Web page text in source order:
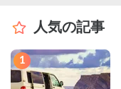
人気の記事
1